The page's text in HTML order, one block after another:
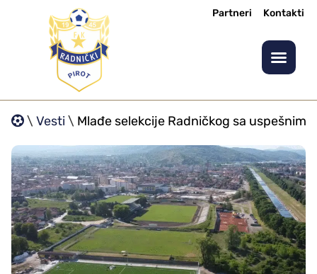
Partneri Kontakti
\ Vesti\ Mlađe selekcije Radničkog sa